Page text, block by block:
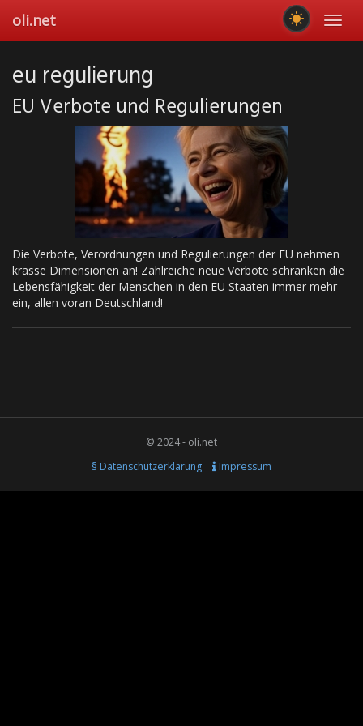
main
oli.net
eu regulierung
EU Verbote und Regulierungen
Die Verbote, Verordnungen und Regulierungen der EU nehmen
krasse Dimensionen an! Zahlreiche neue Verbote schränken die
Lebensfähigkeit der Menschen in den EU Staaten immer mehr
ein, allen voran Deutschland!
© 2024 - oli.net
§ Datenschutzerklärung
Impressum